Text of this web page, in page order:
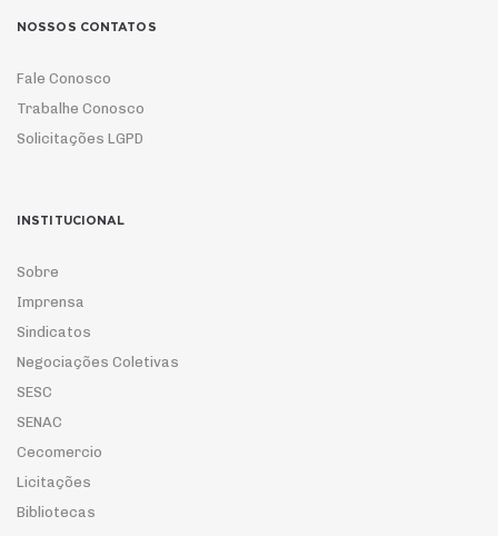
NOSSOS CONTATOS
Fale Conosco
Trabalhe Conosco
Solicitações LGPD
INSTITUCIONAL
Sobre
Imprensa
Sindicatos
Negociações Coletivas
SESC
SENAC
Cecomercio
Licitações
Bibliotecas